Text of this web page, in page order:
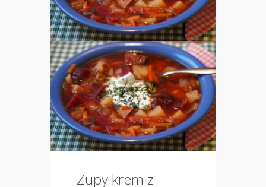
Zupy krem z